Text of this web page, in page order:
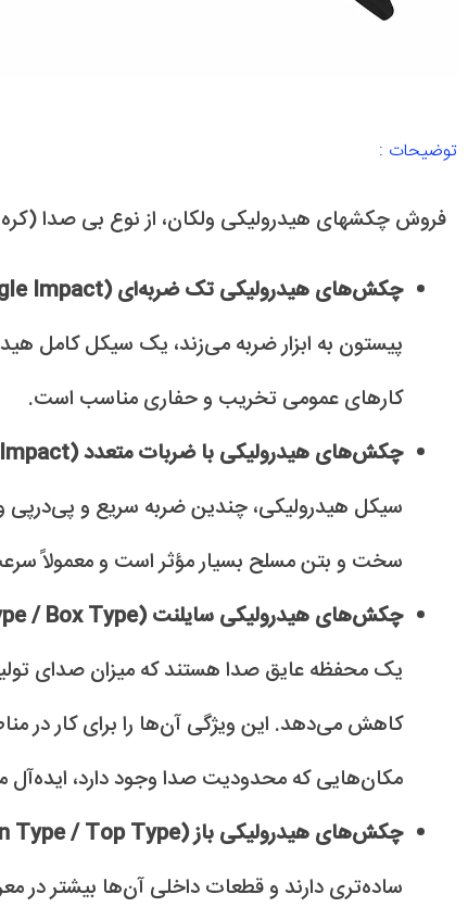
توضیحات :
فروش چکشهای هیدرولیکی ولکان، از نوع بی صدا
چکش‌های هیدرولیکی تک ضربه‌ای (Single Impact):
پیستون به ابزار ضربه می‌زند، یک سیکل کامل
کارهای عمومی تخریب و حفاری مناسب است.
چکش‌های هیدرولیکی با ضربات متعدد (Multiple Impact):
سیکل هیدرولیکی، چندین ضربه سریع و پی‌درپی
سخت و بتن مسلح بسیار مؤثر است و معمولاً
چکش‌های هیدرولیکی سایلنت (Silent Type / Box Type):
یک محفظه عایق صدا هستند که میزان صدای
کاهش می‌دهد. این ویژگی آن‌ها را برای کار در
مکان‌هایی که محدودیت صدا وجود دارد، ایده‌آل
چکش‌های هیدرولیکی باز (Open Type / Top Type):
ساده‌تری دارند و قطعات داخلی آن‌ها بیشتر در